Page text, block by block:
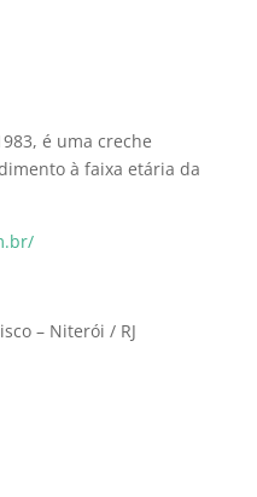
é uma creche
à faixa etária da
– Niterói / RJ